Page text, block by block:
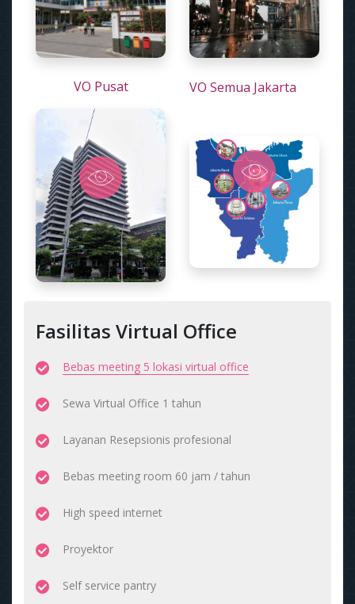
VO Pusat VO Semua Jakarta
Fasilitas Virtual Office
Bebas meeting 5 lokasi virtual office
Sewa Virtual Office 1 tahun
Layanan Resepsionis profesional
Bebas meeting room 60 jam / tahun
High speed internet
Proyektor
Self service pantry